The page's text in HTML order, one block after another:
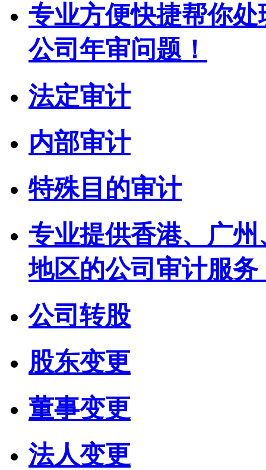
专业方便快捷帮你
公司年审问题！
法定审计
内部审计
特殊目的审计
专业提供香港、广
地区的公司审计服务
公司转股
股东变更
董事变更
法人变更